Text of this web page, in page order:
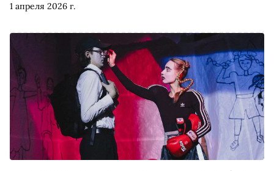
1 апреля 2026 г.
Вагнера. Рассказываем, чем заняться и куда сходить на